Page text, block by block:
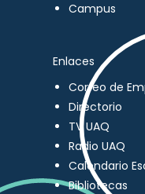
Campus
Enlaces
Correo de
Directorio
TV UAQ
Radio UAQ
Calendario
Bibliotecas